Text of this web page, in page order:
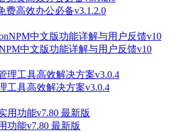
费高效办公必备v3.1.2.0
中文版功能详解与用户反馈v10
工具高效解决方案v3.0.4
功能v7.80 最新版